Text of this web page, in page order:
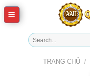
Skip
Tìm
kiếm:
TRANG CHỦ /